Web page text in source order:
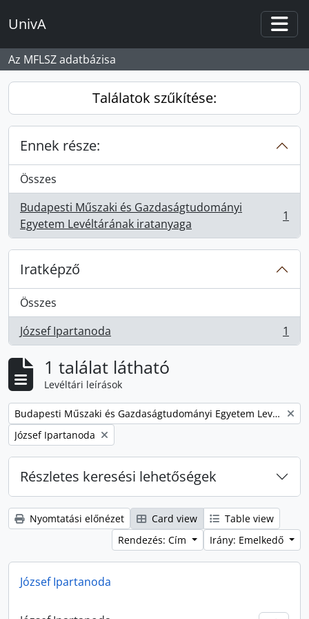
UnivA
Az MFLSZ adatbázisa
Találatok szűkítése:
Ennek része:
Összes
Budapesti Műszaki és Gazdaságtudományi
Egyetem Levéltárának iratanyaga
, 1 eredmények 1
Iratképző
Összes
József Ipartanoda
, 1 eredmények 1
1 találat látható
Levéltári leírások
Remove filter:
Budapesti Műszaki és Gazdaságtudományi Egyetem Levéltárának iratanyaga
Remove filter:
József Ipartanoda
Részletes keresési lehetőségek
Nyomtatási előnézet Card view
Table view
Rendezés: Cím
Irány: Emelkedő
József Ipartanoda